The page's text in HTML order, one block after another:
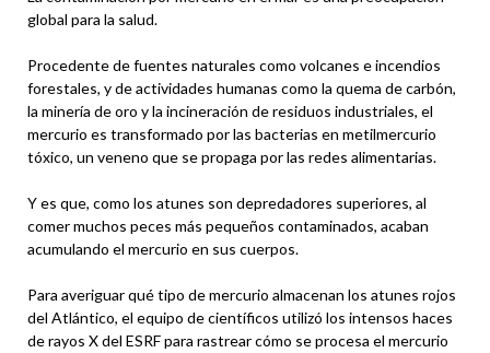
global para la salud.
Procedente de fuentes naturales como volcanes e incendios
forestales, y de actividades humanas como la quema de carbón,
la minería de oro y la incineración de residuos industriales, el
mercurio es transformado por las bacterias en metilmercurio
tóxico, un veneno que se propaga por las redes alimentarias.
Y es que, como los atunes son depredadores superiores, al
comer muchos peces más pequeños contaminados, acaban
acumulando el mercurio en sus cuerpos.
Para averiguar qué tipo de mercurio almacenan los atunes rojos
del Atlántico, el equipo de científicos utilizó los intensos haces
de rayos X del ESRF para rastrear cómo se procesa el mercurio